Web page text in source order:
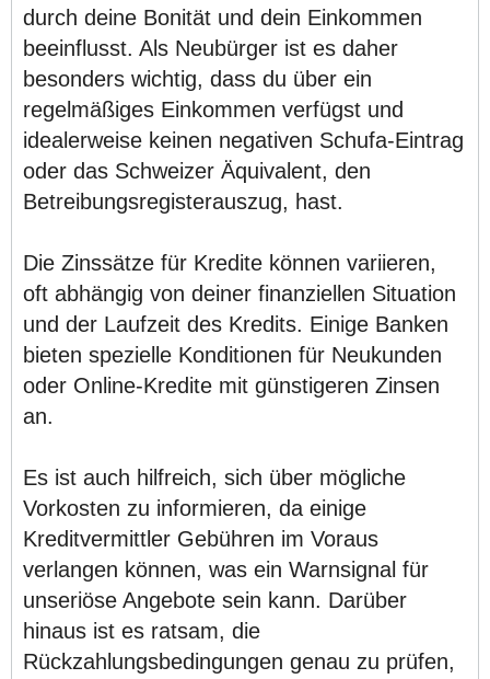
durch deine Bonität und dein Einkommen
beeinflusst. Als Neubürger ist es daher
besonders wichtig, dass du über ein
regelmäßiges Einkommen verfügst und
idealerweise keinen negativen Schufa-Eintrag
oder das Schweizer Äquivalent, den
Betreibungsregisterauszug, hast.
Die Zinssätze für Kredite können variieren,
oft abhängig von deiner finanziellen Situation
und der Laufzeit des Kredits. Einige Banken
bieten spezielle Konditionen für Neukunden
oder Online-Kredite mit günstigeren Zinsen
an.
Es ist auch hilfreich, sich über mögliche
Vorkosten zu informieren, da einige
Kreditvermittler Gebühren im Voraus
verlangen können, was ein Warnsignal für
unseriöse Angebote sein kann. Darüber
hinaus ist es ratsam, die
Rückzahlungsbedingungen genau zu prüfen,